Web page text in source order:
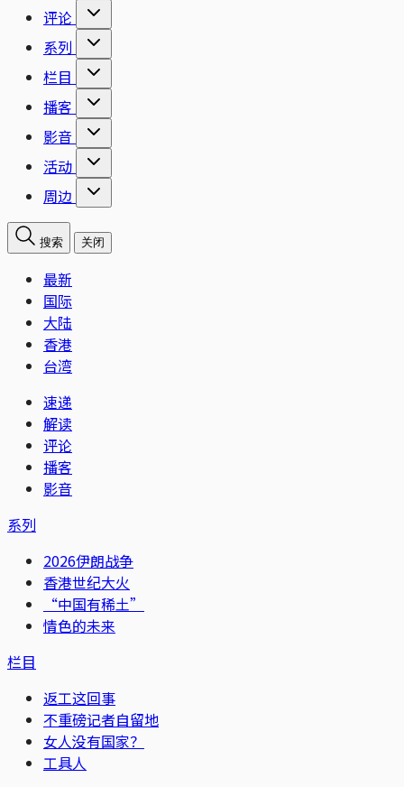
评论
系列
栏目
播客
影音
活动
周边
搜索 关闭
最新
国际
大陆
香港
台湾
速递
解读
评论
播客
影音
系列
2026伊朗战争
香港世纪大火
“中国有稀土”
情色的未来
栏目
返工这回事
不重磅记者自留地
女人没有国家？
工具人